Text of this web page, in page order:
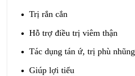
Trị rắn cắn
Hỗ trợ điều trị viêm thận
Tác dụng tán ứ, trị phù nhũng
Giúp lợi tiểu